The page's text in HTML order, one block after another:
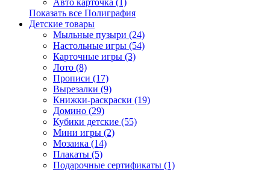
Авто карточка (1)
Показать все Полиграфия
Детские товары
Мыльные пузыри (24)
Настольные игры (54)
Карточные игры (3)
Лото (8)
Прописи (17)
Вырезалки (9)
Книжки-раскраски (19)
Домино (29)
Кубики детские (55)
Мини игры (2)
Мозаика (14)
Плакаты (5)
Подарочные сертификаты (1)